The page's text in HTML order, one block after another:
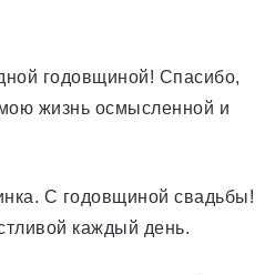
годовщиной! Спасибо,
жизнь осмысленной и
С годовщиной свадьбы!
каждый день.